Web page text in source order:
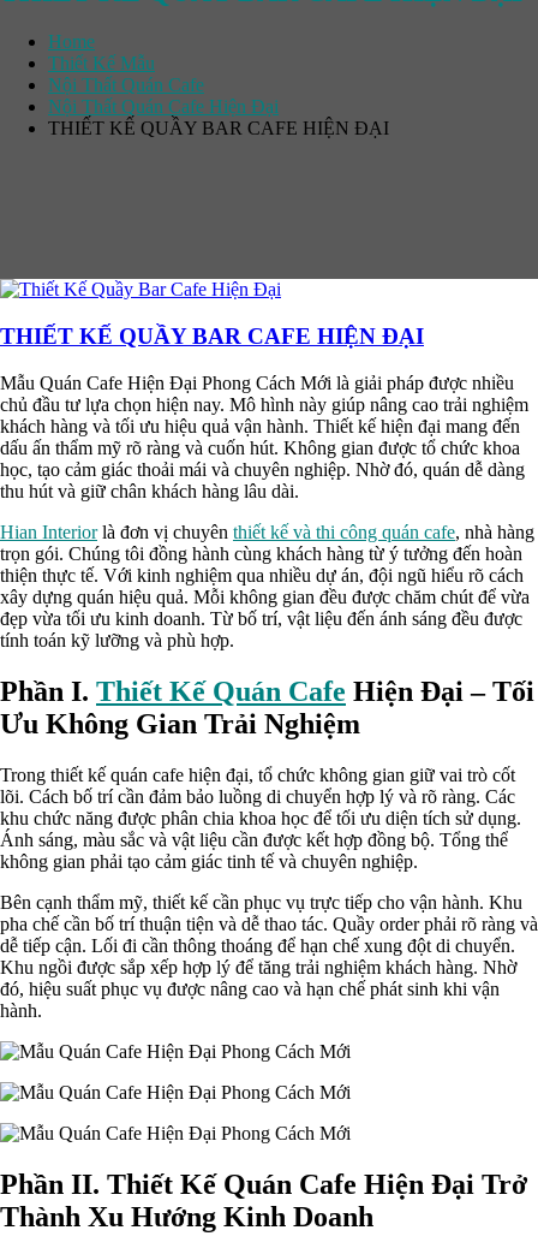
Home
Thiết Kế Mẫu
Nội Thất Quán Cafe
Nội Thất Quán Cafe Hiện Đại
THIẾT KẾ QUẦY BAR CAFE HIỆN ĐẠI
THIẾT KẾ QUẦY BAR CAFE HIỆN ĐẠI
Mẫu Quán Cafe Hiện Đại Phong Cách Mới là giải pháp được nhiều
chủ đầu tư lựa chọn hiện nay. Mô hình này giúp nâng cao trải nghiệm
khách hàng và tối ưu hiệu quả vận hành. Thiết kế hiện đại mang đến
dấu ấn thẩm mỹ rõ ràng và cuốn hút. Không gian được tổ chức khoa
học, tạo cảm giác thoải mái và chuyên nghiệp. Nhờ đó, quán dễ dàng
thu hút và giữ chân khách hàng lâu dài.
Hian Interiorlà đơn vị chuyên thiết kế và thi công quán cafe, nhà hàng
trọn gói. Chúng tôi đồng hành cùng khách hàng từ ý tưởng đến hoàn
thiện thực tế. Với kinh nghiệm qua nhiều dự án, đội ngũ hiểu rõ cách
xây dựng quán hiệu quả. Mỗi không gian đều được chăm chút để vừa
đẹp vừa tối ưu kinh doanh. Từ bố trí, vật liệu đến ánh sáng đều được
tính toán kỹ lưỡng và phù hợp.
Phần I. Thiết Kế Quán Cafe Hiện Đại – Tối
Ưu Không Gian Trải Nghiệm
Trong thiết kế quán cafe hiện đại, tổ chức không gian giữ vai trò cốt
lõi. Cách bố trí cần đảm bảo luồng di chuyển hợp lý và rõ ràng. Các
khu chức năng được phân chia khoa học để tối ưu diện tích sử dụng.
Ánh sáng, màu sắc và vật liệu cần được kết hợp đồng bộ. Tổng thể
không gian phải tạo cảm giác tinh tế và chuyên nghiệp.
Bên cạnh thẩm mỹ, thiết kế cần phục vụ trực tiếp cho vận hành. Khu
pha chế cần bố trí thuận tiện và dễ thao tác. Quầy order phải rõ ràng và
dễ tiếp cận. Lối đi cần thông thoáng để hạn chế xung đột di chuyển.
Khu ngồi được sắp xếp hợp lý để tăng trải nghiệm khách hàng. Nhờ
đó, hiệu suất phục vụ được nâng cao và hạn chế phát sinh khi vận
hành.
Phần II. Thiết Kế Quán Cafe Hiện Đại Trở
Thành Xu Hướng Kinh Doanh